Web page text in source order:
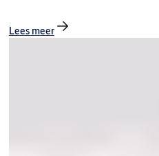
Lees meer